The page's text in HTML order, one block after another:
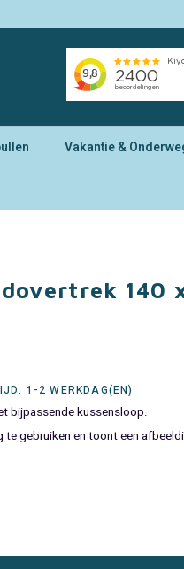
Vakantie &
140
1-2 WERKDAG(EN)
bijpassende kussensloop.
gebruiken en toont een